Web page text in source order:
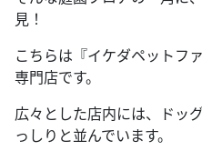
見！
こちらは『イケダペットフ
専門店です。
広々とした店内には、ドッ
っしりと並んでいます。